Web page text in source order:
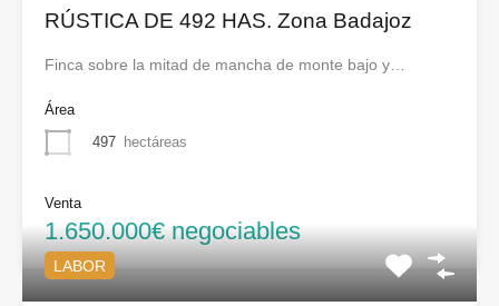
RÚSTICA DE 492 HAS. Zona Badajoz
Finca sobre la mitad de mancha de monte bajo y…
Área
497 hectáreas
Venta
1.650.000€ negociables
LABOR